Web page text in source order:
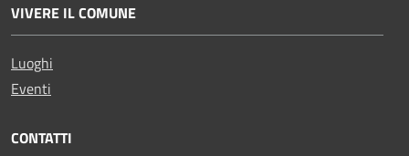
VIVERE IL COMUNE
Luoghi
Eventi
CONTATTI